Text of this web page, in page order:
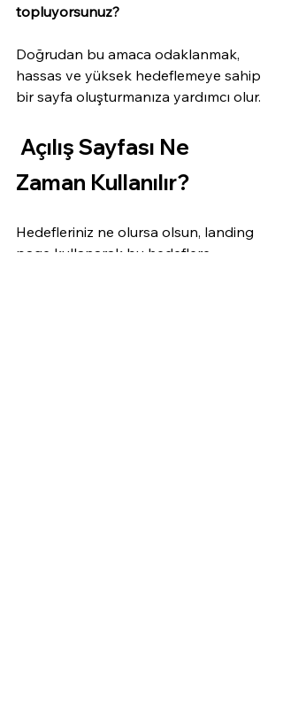
topluyorsunuz?
Doğrudan bu amaca odaklanmak,
hassas ve yüksek hedeflemeye sahip
bir sayfa oluşturmanıza yardımcı olur.
Zaman Kullanılır?
Hedefleriniz ne olursa olsun, landing
page kullanarak bu hedeflere